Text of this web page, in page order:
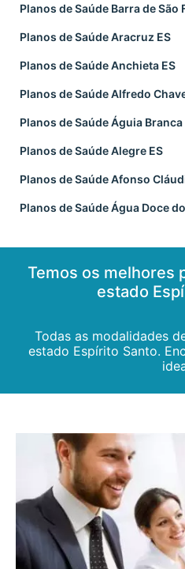
Planos de Saúde Barra de São
Planos de Saúde Aracruz ES
Planos de Saúde Anchieta ES
Planos de Saúde Alfredo
Planos de Saúde Águia Branca
Planos de Saúde Alegre ES
Planos de Saúde Afonso
Planos de Saúde Água Doce
Temos os melhores
estado
Todas as modalidades
estado Espírito Santo.